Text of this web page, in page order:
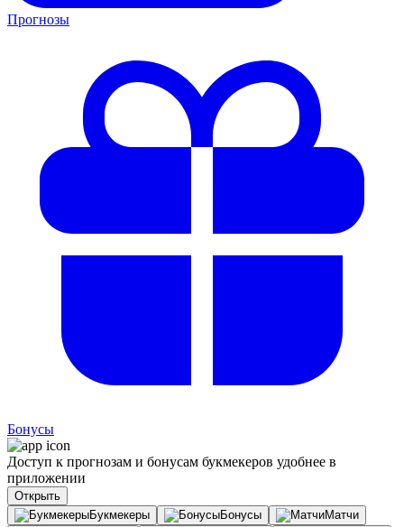
Прогнозы
Бонусы
Доступ к прогнозам и бонусам букмекеров удобнее в
приложении
Открыть
Букмекеры
Бонусы
Матчи